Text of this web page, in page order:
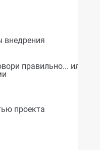
правильно... или
проекта